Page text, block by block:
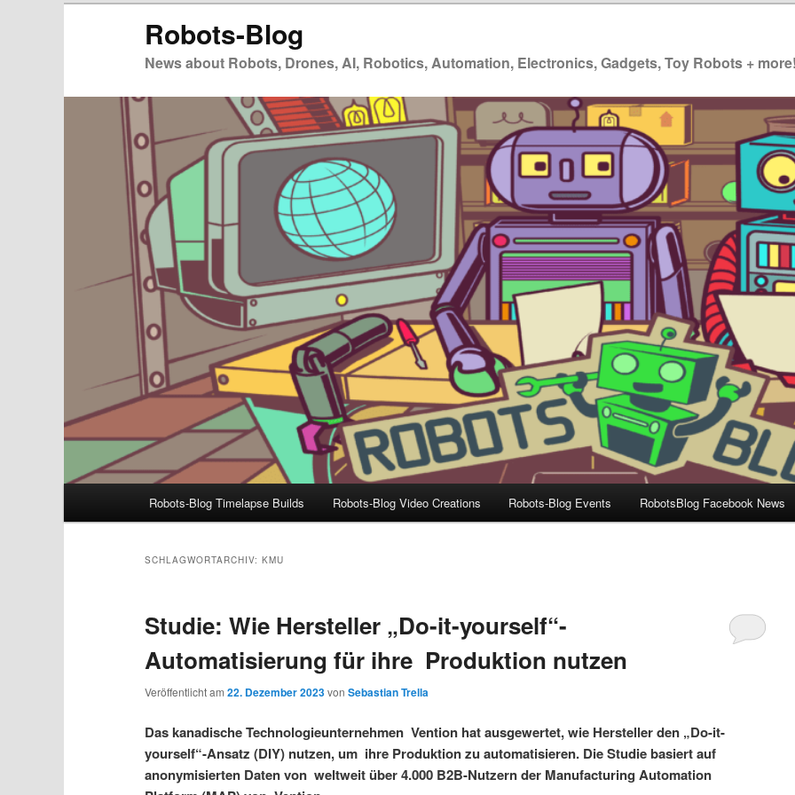
Robots-Blog
News about Robots, Drones, AI, Robotics, Automation, Electronics, Gadgets, Toy Robots + more!
Robots-Blog Timelapse Builds Robots-Blog Video Creations Robots-Blog Events RobotsBlog Facebook News
SCHLAGWORTARCHIV:KMU
Studie: Wie Hersteller „Do-it-yourself“-
Automatisierung für ihre Produktion nutzen
Veröffentlicht am22. Dezember 2023vonSebastian Trella
Das kanadische Technologieunternehmen Vention hat ausgewertet, wie Hersteller den „Do-it-
yourself“-Ansatz (DIY) nutzen, um ihre Produktion zu automatisieren. Die Studie basiert auf
anonymisierten Daten von weltweit über 4.000 B2B-Nutzern der Manufacturing Automation